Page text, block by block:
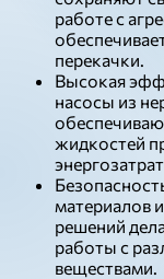
работе с
перекачки.
Высокая
насосы из
жидкостей
материалов
решений
работы с
веществами.